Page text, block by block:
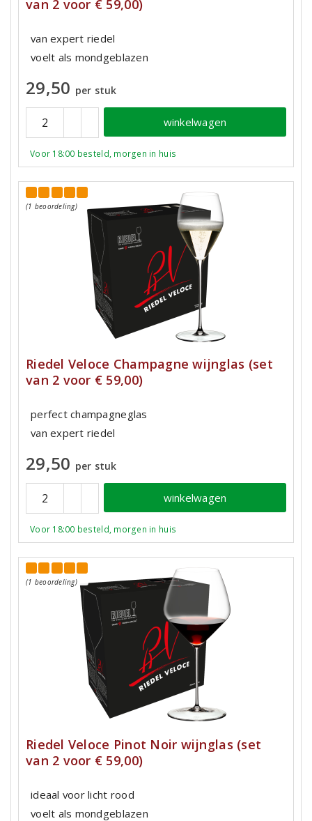
van 2 voor € 59,00)
van expert riedel
voelt als mondgeblazen
29,50 per stuk
winkelwagen
Voor 18:00 besteld, morgen in huis
(1 beoordeling)
Riedel Veloce Champagne wijnglas (set
van 2 voor € 59,00)
perfect champagneglas
van expert riedel
29,50 per stuk
winkelwagen
Voor 18:00 besteld, morgen in huis
(1 beoordeling)
Riedel Veloce Pinot Noir wijnglas (set
van 2 voor € 59,00)
ideaal voor licht rood
voelt als mondgeblazen